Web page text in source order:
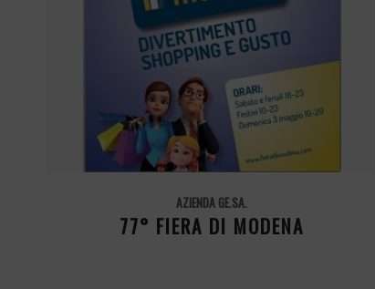
AZIENDA GE.SA.
77° FIERA DI MODENA